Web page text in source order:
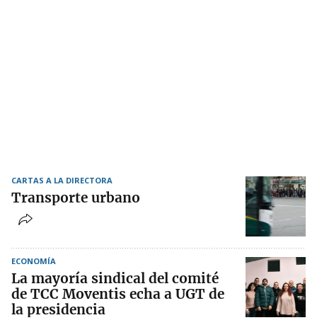
CARTAS A LA DIRECTORA
Transporte urbano
ECONOMÍA
La mayoría sindical del comité
de TCC Moventis echa a UGT de
la presidencia